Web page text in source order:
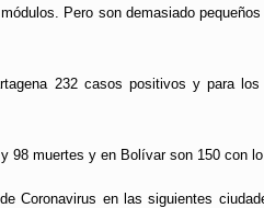
Pero son demasiado
232 casos positivos y para
98 muertes y en Bolívar son 150 con
Coronavirus en las siguientes